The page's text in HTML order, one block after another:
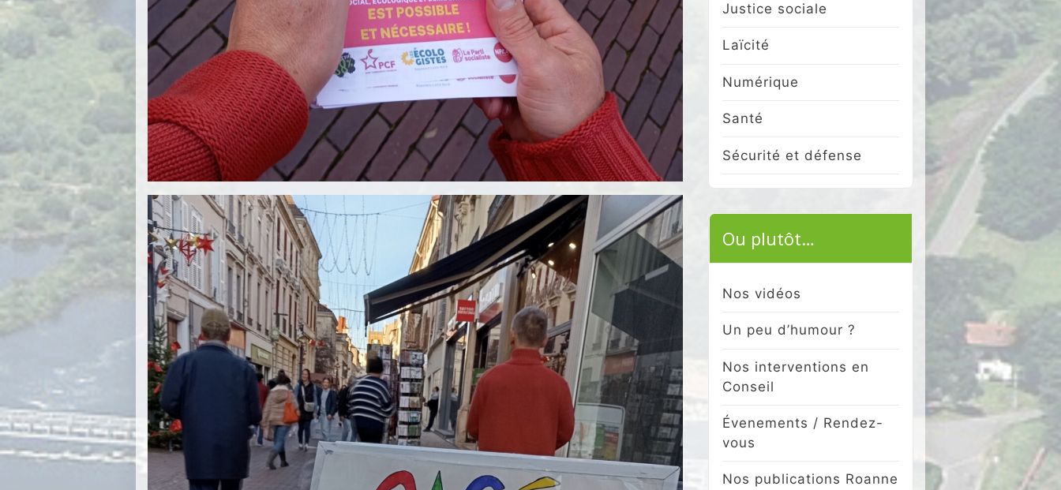
Justice sociale
Laïcité
Numérique
Santé
Sécurité et défense
Ou plutôt…
Nos vidéos
Un peu d’humour ?
Nos interventions en
Conseil
Évenements / Rendez-
vous
Nos publications Roanne